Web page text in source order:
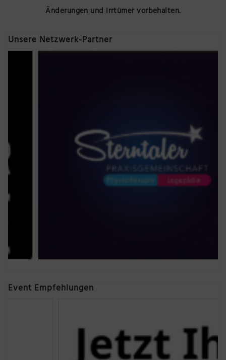
Änderungen und Irrtümer vorbehalten.
Unsere Netzwerk-Partner
Event Empfehlungen